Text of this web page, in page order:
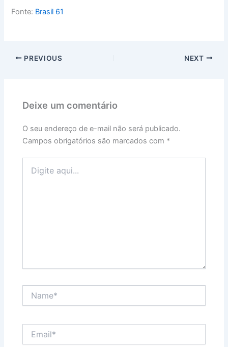
Fonte: Brasil 61
PREVIOUS NEXT
Deixe um comentário
O seu endereço de e-mail não será publicado.
Campos obrigatórios são marcados com *
aqui...